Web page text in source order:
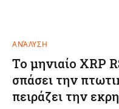
ΑΝΆΛΥΣΗ
Το μηνιαίο XRP
σπάσει την
πειράζει την